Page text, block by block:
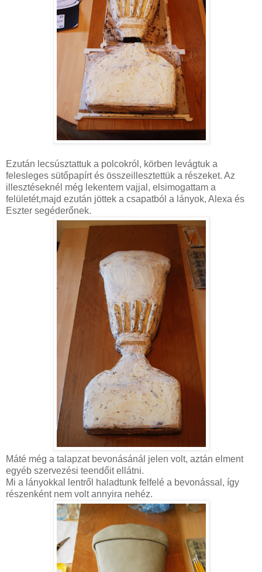
Ezután lecsúsztattuk a polcokról, körben levágtuk a
felesleges sütőpapírt és összeillesztettük a részeket. Az
illesztéseknél még lekentem vajjal, elsimogattam a
felületét,majd ezután jöttek a csapatból a lányok, Alexa és
Eszter segéderőnek.
Máté még a talapzat bevonásánál jelen volt, aztán elment
egyéb szervezési teendőit ellátni.
Mi a lányokkal lentről haladtunk felfelé a bevonással, így
részenként nem volt annyira nehéz.